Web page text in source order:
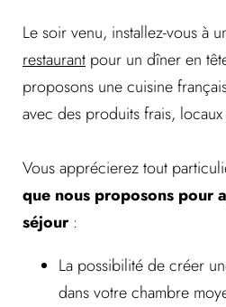
Le soir venu, installez-vous à
restaurant pour un dîner en
proposons une cuisine
avec des produits frais,
Vous apprécierez tout
que nous proposons pour
séjour:
La possibilité de créer
dans votre chambre